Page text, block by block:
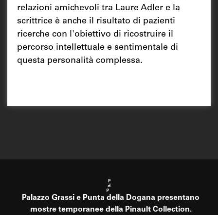
relazioni amichevoli tra Laure Adler e la
scrittrice è anche il risultato di pazienti
ricerche con l'obiettivo di ricostruire il
percorso intellettuale e sentimentale di
questa personalità complessa.
Palazzo Grassi e Punta della Dogana presentano
mostre temporanee della Pinault Collection.